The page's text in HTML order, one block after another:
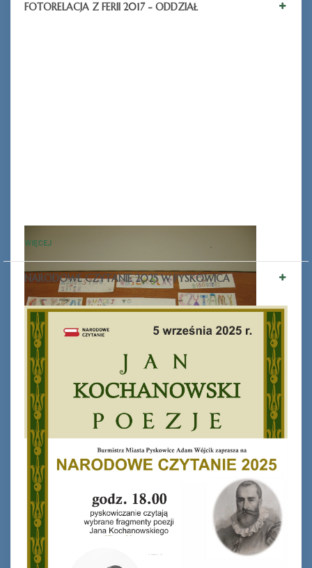
Ferie_2017_ODD_9.JPG
FOTORELACJA Z FERII 2017 - ODDZIAŁ
Ferie_2017_ODD_1.JPG
WIĘCEJ
NARODOWE CZYTANIE 2025 W PYSKOWICA